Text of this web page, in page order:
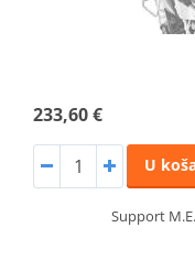
233,60 €
U
Support